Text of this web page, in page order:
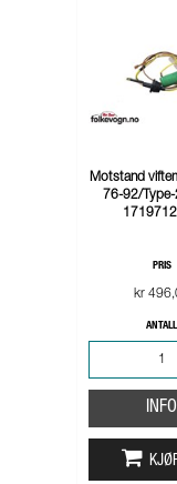
Motstand
76-92/
PRIS
kr
ANTALL
INFO